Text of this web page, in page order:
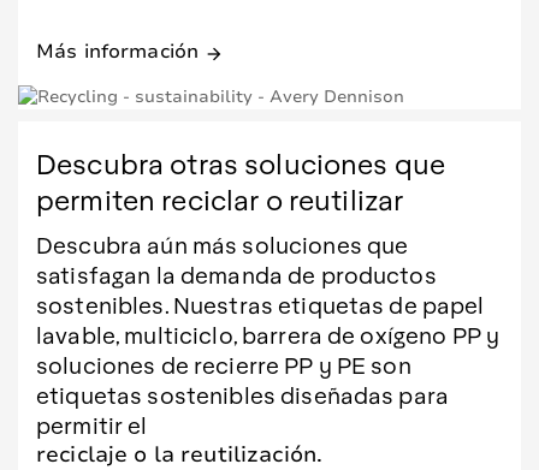
Más información arrow_forward
Descubra otras soluciones que
permiten reciclar o reutilizar
Descubra aún más soluciones que
satisfagan la demanda de productos
sostenibles. Nuestras etiquetas de papel
lavable, multiciclo, barrera de oxígeno PP y
soluciones de recierre PP y PE son
etiquetas sostenibles diseñadas para
permitir el
reciclaje o la reutilización.